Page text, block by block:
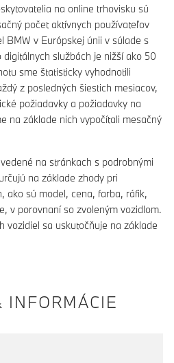
na online trhovisku sú
počet aktívnych používateľov
BMW v Európskej únii v súlade s
službách je nižší ako 50
sme štatisticky vyhodnotili
z posledných šiestich mesiacov,
požiadavky a požiadavky na
na základe nich vypočítali mesačný
na stránkach s podrobnými
na základe zhody pri
ako sú model, cena, farba, ráfik,
v porovnaní so zvoleným vozidlom.
vozidiel sa uskutočňuje na základe
INFORMÁCIE